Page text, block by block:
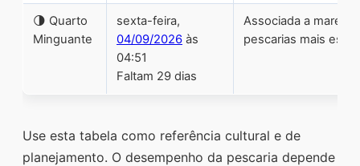
🌗 Quarto
Minguante
sexta-feira,
04/09/2026 às
04:51
Faltam 29 dias
Associada a marés
pescarias mais
Use esta tabela como referência cultural e de
planejamento. O desempenho da pescaria depende